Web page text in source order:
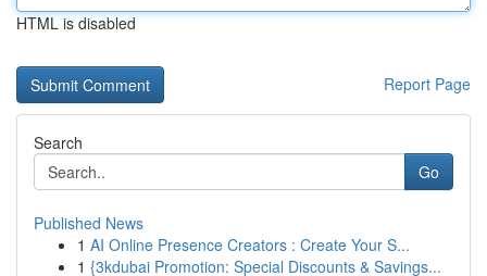
HTML is disabled
Report Page
Search
Go
Published News
1 AI Online Presence Creators : Create Your S...
1 {3kdubai Promotion: Special Discounts & Savings...